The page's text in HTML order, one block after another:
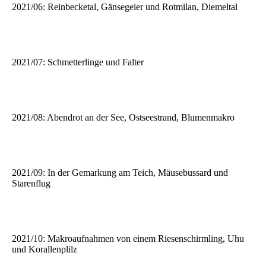
2021/06: Reinbecketal, Gänsegeier und Rotmilan, Diemeltal
2021/07: Schmetterlinge und Falter
2021/08: Abendrot an der See, Ostseestrand, Blumenmakro
2021/09: In der Gemarkung am Teich, Mäusebussard und
Starenflug
2021/10: Makroaufnahmen von einem Riesenschirmling, Uhu
und Korallenplilz